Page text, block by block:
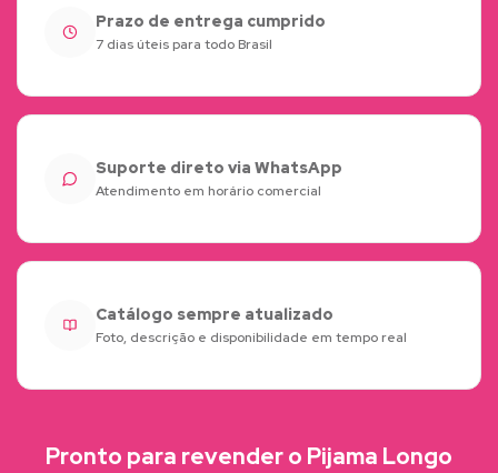
Prazo de entrega cumprido
7 dias úteis para todo Brasil
Suporte direto via WhatsApp
Atendimento em horário comercial
Catálogo sempre atualizado
Foto, descrição e disponibilidade em tempo real
Pronto para revender o Pijama Longo